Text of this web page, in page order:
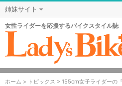
姉妹サイト
女性ライダーを応援するバイクスタイル誌
ホーム > トピックス > 155cm女子ライダーの『少しは参考にな